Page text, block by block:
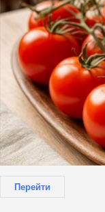
Перейти